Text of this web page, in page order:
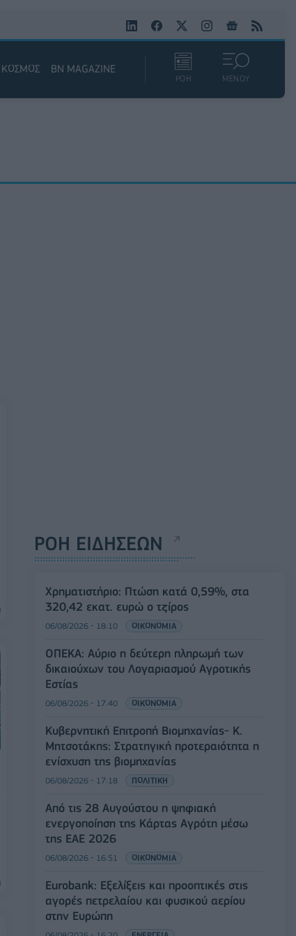
ΚΟΣΜΟΣ BN MAGAZINE
ΡΟΗ ΜΕΝΟΥ
ΡΟΗ ΕΙΔΗΣΕΩΝ
Χρηματιστήριο: Πτώση κατά 0,59%, στα
320,42 εκατ. ευρώ ο τζίρος
06/08/2026 - 18:10 ΟΙΚΟΝΟΜΙΑ
ΟΠΕΚΑ: Αύριο η δεύτερη πληρωμή των
δικαιούχων του Λογαριασμού Αγροτικής
Εστίας
06/08/2026 - 17:40 ΟΙΚΟΝΟΜΙΑ
Κυβερνητική Επιτροπή Βιομηχανίας- Κ.
Μητσοτάκης: Στρατηγική προτεραιότητα η
ενίσχυση της βιομηχανίας
06/08/2026 - 17:18 ΠΟΛΙΤΙΚΗ
Από τις 28 Αυγούστου η ψηφιακή
ενεργοποίηση της Κάρτας Αγρότη μέσω
της ΕΑΕ 2026
06/08/2026 - 16:51 ΟΙΚΟΝΟΜΙΑ
Eurobank: Εξελίξεις και προοπτικές στις
αγορές πετρελαίου και φυσικού αερίου
στην Ευρώπη